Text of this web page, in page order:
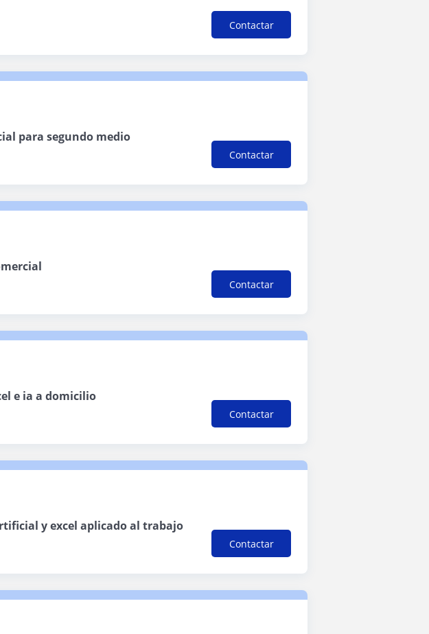
Contactar
para segundo medio
Contactar
Contactar
e ia a domicilio
Contactar
y excel aplicado al trabajo
Contactar